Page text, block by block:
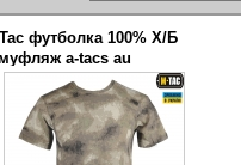
футболка 100% Х/Б
a-tacs au